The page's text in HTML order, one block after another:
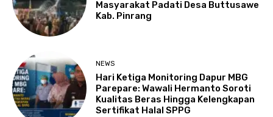
Masyarakat Padati Desa Buttusawe
Kab. Pinrang
NEWS
Hari Ketiga Monitoring Dapur MBG
Parepare: Wawali Hermanto Soroti
Kualitas Beras Hingga Kelengkapan
Sertifikat Halal SPPG